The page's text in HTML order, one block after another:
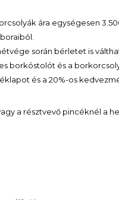
ára egységesen
során bérletet is
borkóstolót és a
és a 20%-os
a résztvevő pincéknél a